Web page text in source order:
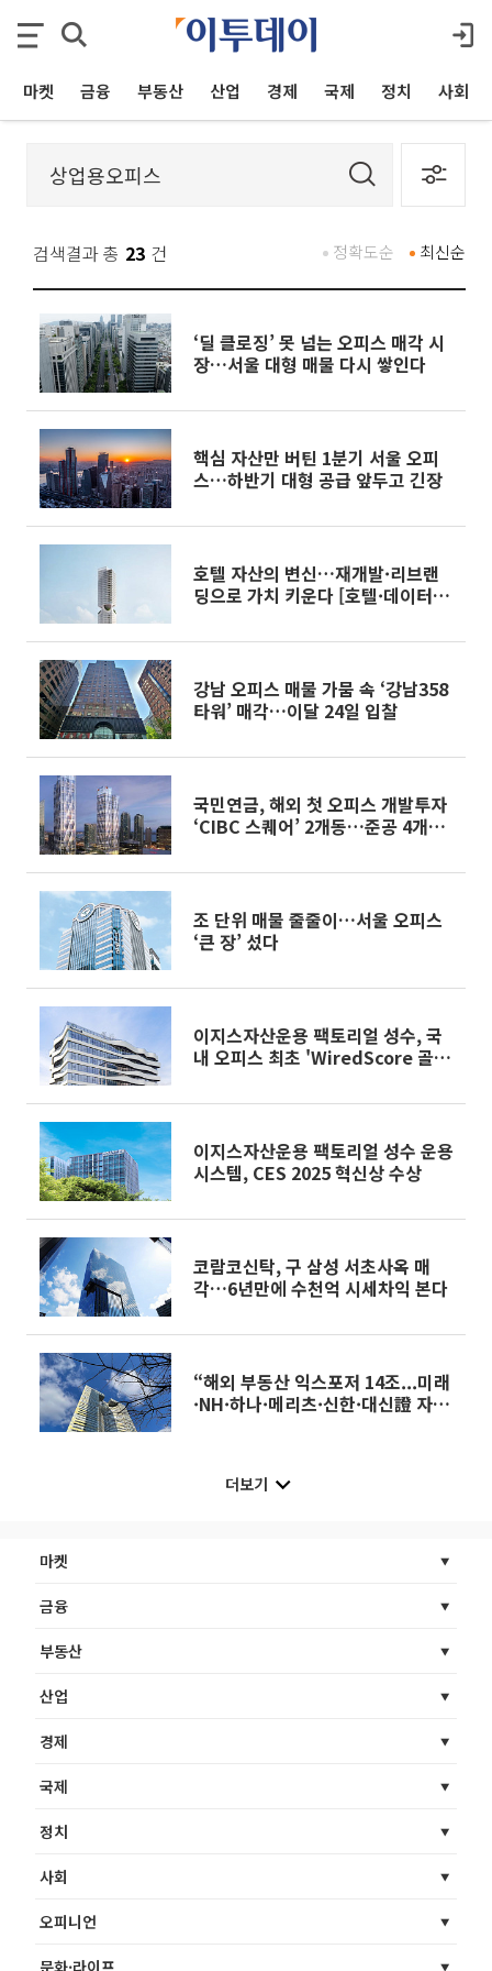
마켓 금융 부동산 산업 경제 국제 정치 사회
검색결과 총 23 건 최신순
정확도순
‘딜 클로징’ 못 넘는 오피스 매각 시
장…서울 대형 매물 다시 쌓인다
핵심 자산만 버틴 1분기 서울 오피
스…하반기 대형 공급 앞두고 긴장
호텔 자산의 변신…재개발·리브랜
딩으로 가치 키운다 [호텔·데이터센
강남 오피스 매물 가뭄 속 ‘강남358
타워’ 매각…이달 24일 입찰
국민연금, 해외 첫 오피스 개발투자
‘CIBC 스퀘어’ 2개동…준공 4개월
조 단위 매물 줄줄이…서울 오피스
‘큰 장’ 섰다
이지스자산운용 팩토리얼 성수, 국
내 오피스 최초 'WiredScore 골
이지스자산운용 팩토리얼 성수 운용
시스템, CES 2025 혁신상 수상
코람코신탁, 구 삼성 서초사옥 매
각…6년만에 수천억 시세차익 본다
“해외 부동산 익스포저 14조...미래
·NH·하나·메리츠·신한·대신證 자
더보기
마켓
금융
부동산
산업
경제
국제
정치
사회
오피니언
문화·라이프